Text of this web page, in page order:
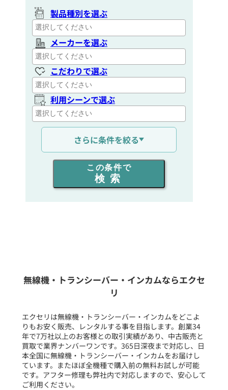
製品種別を選ぶ
メーカーを選ぶ
こだわりで選ぶ
利用シーンで選ぶ
通信距離を選ぶ
出力を選ぶ
同時通話人数を選ぶ
フリーワード入力(製品名等)
選択条件をリセット
さらに条件を絞る
この条件で
検索
無線機・トランシーバー・インカムならエクセ
リ
エクセリは無線機・トランシーバー・インカムをどこよ
りもお安く販売、レンタルする事を目指します。創業34
年で7万社以上のお客様との取引実績があり、中古販売と
買取で業界ナンバーワンです。365日深夜まで対応し、日
本全国に無線機・トランシーバー・インカムをお届けし
ています。またほぼ全機種で購入前の無料お試しが可能
です。アフター修理も弊社内で対応しますので、安心して
ご利用ください。